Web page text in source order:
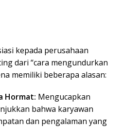
kepada perusahaan
dari “cara mengundurkan
memiliki beberapa alasan:
Hormat: Mengucapkan
bahwa karyawan
dan pengalaman yang